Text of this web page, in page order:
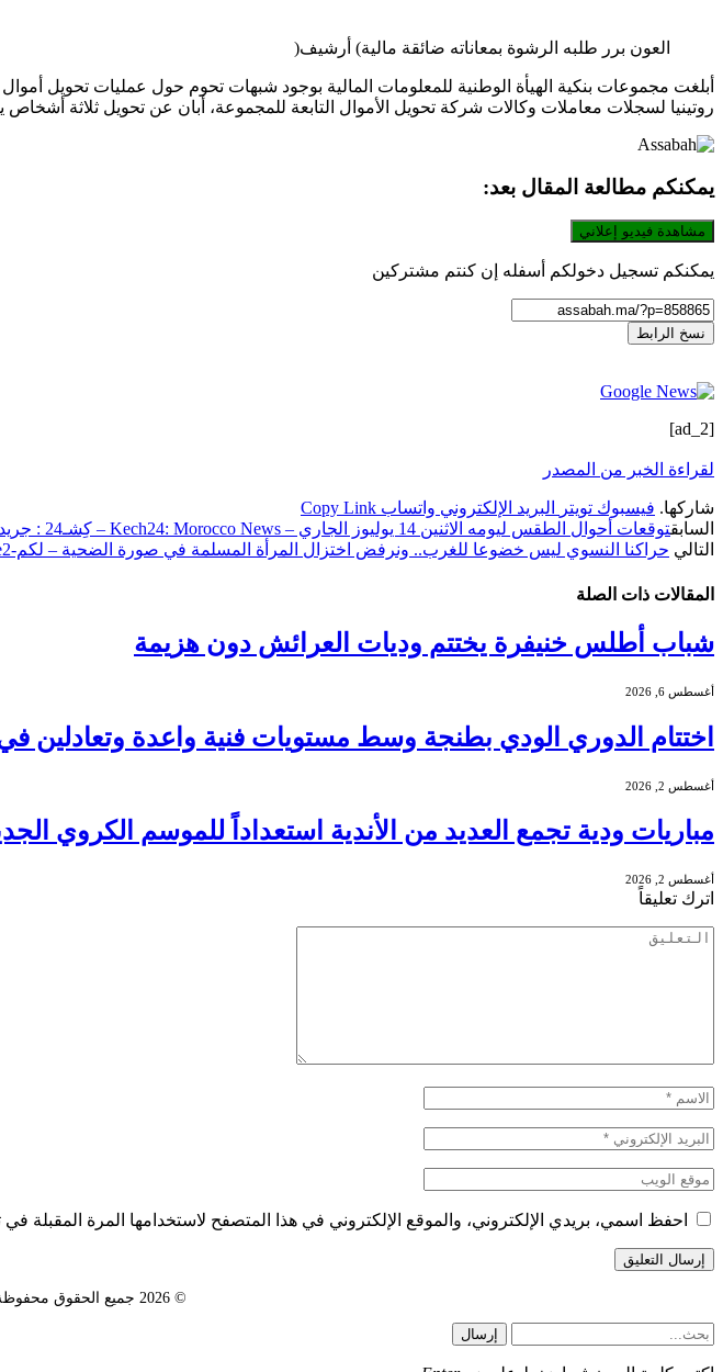
العون‭ ‬برر‭ ‬طلبه‭ ‬الرشوة‭ ‬بمعاناته‭ ‬ضائقة‭ ‬مالية‭ ‬‭(‬أرشيف‭)‬
أبلغت مجموعات بنكية الهيأة الوطنية للمعلومات المالية بوجود شبهات تحوم حول عمليات تحويل
روتينيا لسجلات معاملات وكالات شركة تحويل الأموال التابعة للمجموعة، أبان عن تحويل ثلاثة
يمكنكم مطالعة المقال بعد:
مشاهدة فيديو إعلاني
يمكنكم تسجيل دخولكم أسفله إن كنتم مشتركين
نسخ الرابط
[ad_2]
لقراءة الخبر من المصدر
شاركها. فيسبوك تويتر البريد الإلكتروني واتساب Copy Link
السابقتوقعات أحوال الطقس ليومه الاثنين 14 يوليوز الجاري – Kech24: Morocco News – كِشـ24 : جريدة إلكترونية مغربية
التالي حراكنا النسوي ليس خضوعا للغرب.. ونرفض اختزال المرأة المسلمة في صورة الضحية – لكم-lakome2
المقالات ذات الصلة
شباب أطلس خنيفرة يختتم وديات العرائش دون هزيمة
أغسطس 6, 2026
اختتام الدوري الودي بطنجة وسط مستويات فنية واعدة وتعادلين في
أغسطس 2, 2026
مباريات ودية تجمع العديد من الأندية استعداداً للموسم الكروي
أغسطس 2, 2026
اترك تعليقاً
احفظ اسمي، بريدي الإلكتروني، والموقع الإلكتروني في هذا المتصفح لاستخدامها المرة المقبلة في
© 2026 جميع الحقوق محفوظة. للتواصل:
إرسال